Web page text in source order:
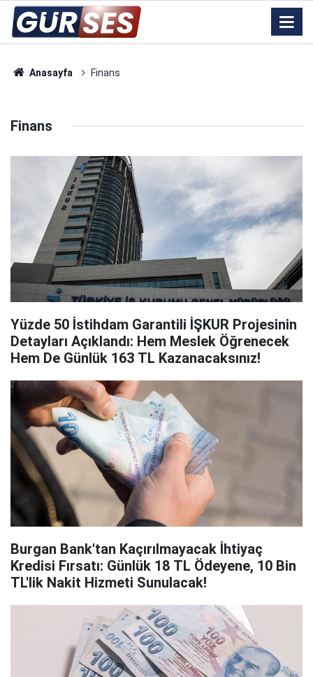
Anasayfa Finans
Finans
Yüzde 50 İstihdam Garantili İŞKUR Projesinin
Detayları Açıklandı: Hem Meslek Öğrenecek
Hem De Günlük 163 TL Kazanacaksınız!
Burgan Bank'tan Kaçırılmayacak İhtiyaç
Kredisi Fırsatı: Günlük 18 TL Ödeyene, 10 Bin
TL'lik Nakit Hizmeti Sunulacak!